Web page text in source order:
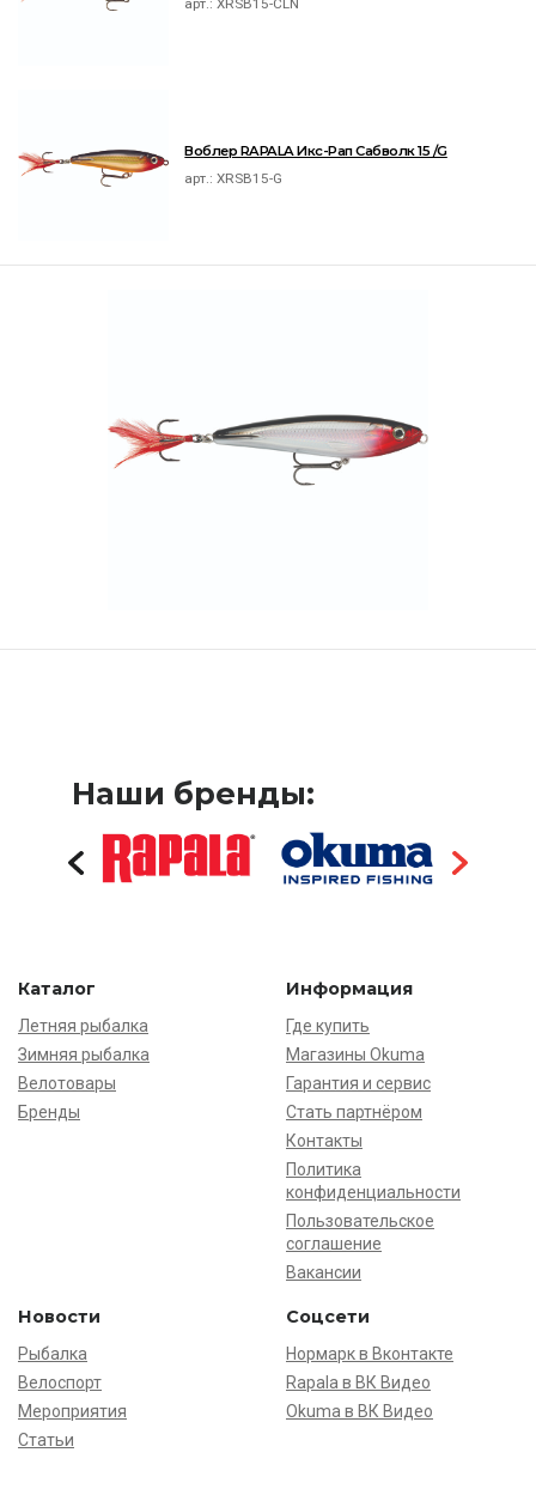
арт.:XRSB15-CLN
Воблер RAPALA Икс-Рап Сабволк 15 /G
арт.:XRSB15-G
Наши бренды:
Каталог
Летняя рыбалка
Зимняя рыбалка
Велотовары
Бренды
Информация
Где купить
Магазины Okuma
Гарантия и сервис
Стать партнёром
Контакты
Политика
конфиденциальности
Пользовательское
соглашение
Вакансии
Новости
Рыбалка
Велоспорт
Мероприятия
Статьи
Соцсети
Нормарк в Вконтакте
Rapala в ВК Видео
Okuma в ВК Видео